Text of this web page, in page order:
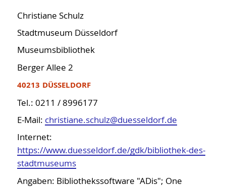
Christiane Schulz
Stadtmuseum Düsseldorf
Museumsbibliothek
Berger Allee 2
40213 DÜSSELDORF
Tel.: 0211 / 8996177
E-Mail: christiane.schulz@duesseldorf.de
Internet:
https://www.duesseldorf.de/gdk/bibliothek-des-
stadtmuseums
Angaben: Bibliothekssoftware "ADis"; One